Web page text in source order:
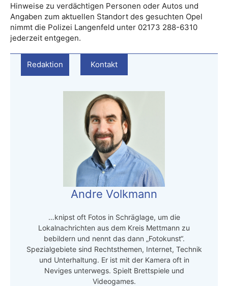
Hinweise zu verdächtigen Personen oder Autos und
Angaben zum aktuellen Standort des gesuchten Opel
nimmt die Polizei Langenfeld unter 02173 288-6310
jederzeit entgegen.
Redaktion Kontakt
Andre Volkmann
…knipst oft Fotos in Schräglage, um die
Lokalnachrichten aus dem Kreis Mettmann zu
bebildern und nennt das dann „Fotokunst“.
Spezialgebiete sind Rechtsthemen, Internet, Technik
und Unterhaltung. Er ist mit der Kamera oft in
Neviges unterwegs. Spielt Brettspiele und
Videogames.